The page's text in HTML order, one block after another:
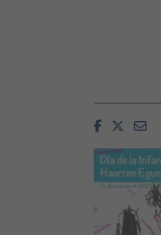
Facebook